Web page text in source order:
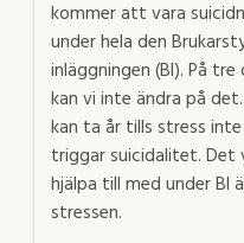
kommer att vara
under hela den
inläggningen (BI). På tre
kan vi inte ändra på
kan ta år tills stress
triggar suicidalitet. Det
hjälpa till med under BI
stressen.